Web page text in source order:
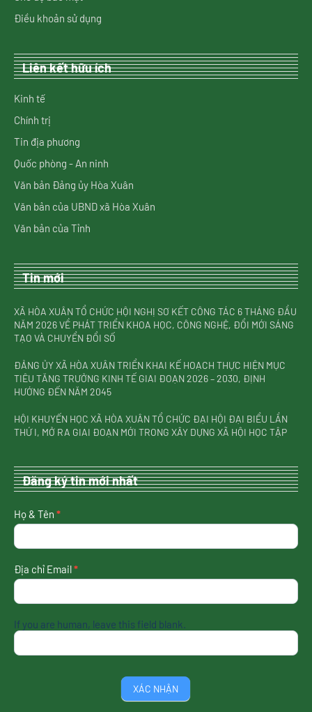
Điều khoản sử dụng
Liên kết hữu ích
Kinh tế
Chính trị
Tin địa phương
Quốc phòng - An ninh
Văn bản Đảng ủy Hòa Xuân
Văn bản của UBND xã Hòa Xuân
Văn bản của Tỉnh
Tin mới
XÃ HÒA XUÂN TỔ CHỨC HỘI NGHỊ SƠ KẾT CÔNG TÁC 6 THÁNG ĐẦU
NĂM 2026 VỀ PHÁT TRIỂN KHOA HỌC, CÔNG NGHỆ, ĐỔI MỚI SÁNG
TẠO VÀ CHUYỂN ĐỔI SỐ
ĐẢNG ỦY XÃ HÒA XUÂN TRIỂN KHAI KẾ HOẠCH THỰC HIỆN MỤC
TIÊU TĂNG TRƯỞNG KINH TẾ GIAI ĐOẠN 2026 – 2030, ĐỊNH
HƯỚNG ĐẾN NĂM 2045
HỘI KHUYẾN HỌC XÃ HÒA XUÂN TỔ CHỨC ĐẠI HỘI ĐẠI BIỂU LẦN
THỨ I, MỞ RA GIAI ĐOẠN MỚI TRONG XÂY DỰNG XÃ HỘI HỌC TẬP
Đăng ký tin mới nhất
nhận
tin
nhất
Họ & Tên *
Địa chỉ Email*
If you are human, leave this field blank.
XÁC NHẬN